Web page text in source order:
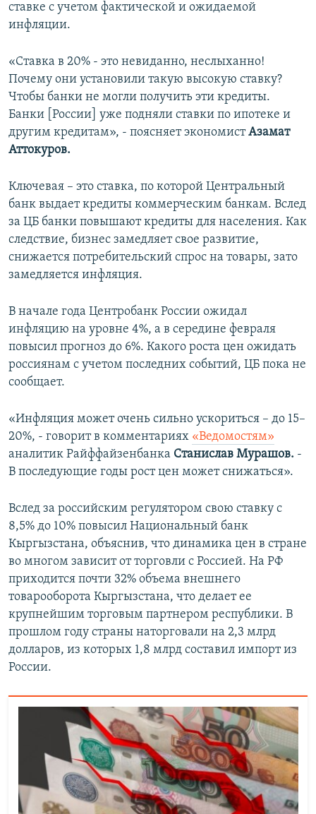
ставке с учетом фактической и ожидаемой
инфляции.
«Ставка в 20% - это невиданно, неслыханно!
Почему они установили такую высокую ставку?
Чтобы банки не могли получить эти кредиты.
Банки [России] уже подняли ставки по ипотеке и
другим кредитам», - поясняет экономистАзамат
Аттокуров.
Ключевая – это ставка, по которой Центральный
банк выдает кредиты коммерческим банкам. Вслед
за ЦБ банки повышают кредиты для населения. Как
следствие, бизнес замедляет свое развитие,
снижается потребительский спрос на товары, зато
замедляется инфляция.
В начале года Центробанк России ожидал
инфляцию на уровне 4%, а в середине февраля
повысил прогноз до 6%. Какого роста цен ожидать
россиянам с учетом последних событий, ЦБ пока не
сообщает.
«Инфляция может очень сильно ускориться – до 15–
20%, - говорит в комментариях «Ведомостям»
аналитик Райффайзенбанка Станислав Мурашов. -
В последующие годы рост цен может снижаться».
Вслед за российским регулятором свою ставку с
8,5% до 10% повысил Национальный банк
Кыргызстана, объяснив, что динамика цен в стране
во многом зависит от торговли с Россией. На РФ
приходится почти 32% объема внешнего
товарооборота Кыргызстана, что делает ее
крупнейшим торговым партнером республики. В
прошлом году страны наторговали на 2,3 млрд
долларов, из которых 1,8 млрд составил импорт из
России.